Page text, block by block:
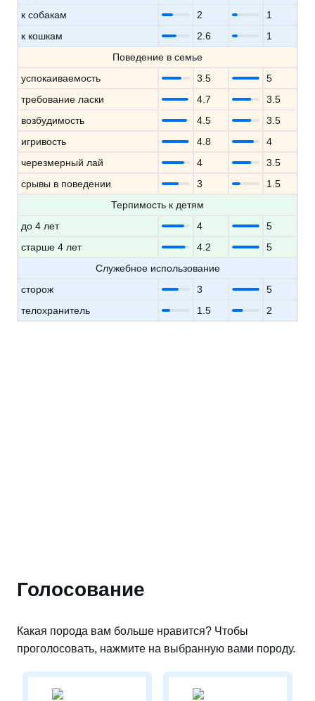
к собакам
2
1
к кошкам
2.6
1
Поведение в семье
успокаиваемость
3.5
5
требование ласки
4.7
3.5
возбудимость
4.5
3.5
игривость
4.8
4
черезмерный лай
4
3.5
срывы в поведении
3
1.5
Терпимость к детям
до 4 лет
4
5
старше 4 лет
4.2
5
Служебное использование
сторож
3
5
телохранитель
1.5 2
Голосование
Какая порода вам больше нравится? Чтобы
проголосовать, нажмите на выбранную вами породу.